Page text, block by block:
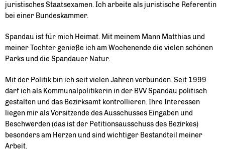
juristisches Staatsexamen. Ich arbeite als juristische Referentin
bei einer Bundeskammer.
Spandau ist für mich Heimat. Mit meinem Mann Matthias und
meiner Tochter genieße ich am Wochenende die vielen schönen
Parks und die Spandauer Natur.
Mit der Politik bin ich seit vielen Jahren verbunden. Seit 1999
darf ich als Kommunalpolitikerin in der BVV Spandau politisch
gestalten und das Bezirksamt kontrollieren. Ihre Interessen
liegen mir als Vorsitzende des Ausschusses Eingaben und
Beschwerden (das ist der Petitionsausschuss des Bezirkes)
besonders am Herzen und sind wichtiger Bestandteil meiner
Arbeit.